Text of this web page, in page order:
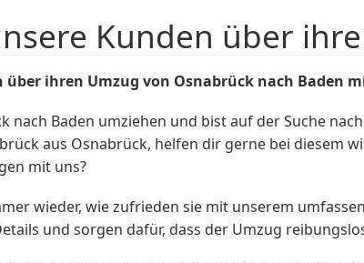
Kunden über
über ihren Umzug von Osnabrück nach Baden
nach Baden umziehen und bist auf der Suche
aus Osnabrück, helfen dir gerne bei diesem
mit uns?
wieder, wie zufrieden sie mit unserem
und sorgen dafür, dass der Umzug